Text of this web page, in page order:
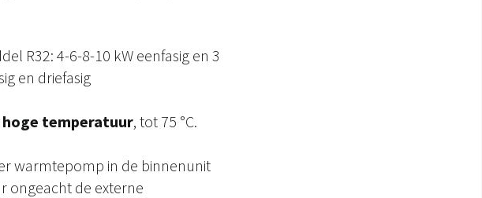
R32: 4-6-8-10 kW eenfasig en 3
en driefasig
hoge temperatuur, tot 75 °C.
warmtepomp in de binnenunit
ongeacht de externe